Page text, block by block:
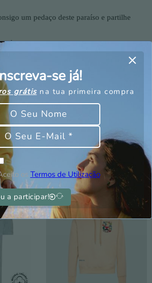
um pedaço deste paraíso e partilhe
100% Algodão orgânico – Peso 170
durante o processo de fabrico (para
posterior)
estar
em
se já!
grátisna tua primeira compra
os Termos de Utilização
a participar!